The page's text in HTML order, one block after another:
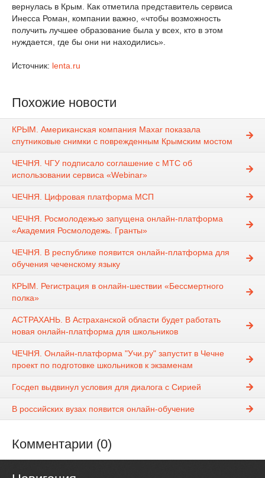
вернулась в Крым. Как отметила представитель сервиса
Инесса Роман, компании важно, «чтобы возможность
получить лучшее образование была у всех, кто в этом
нуждается, где бы они ни находились».
Источник: lenta.ru
Похожие новости
КРЫМ. Американская компания Maxar показала
спутниковые снимки с поврежденным Крымским мостом
ЧЕЧНЯ. ЧГУ подписало соглашение с МТС об
использовании сервиса «Webinar»
ЧЕЧНЯ. Цифровая платформа МСП
ЧЕЧНЯ. ​Росмолодежью запущена онлайн-платформа
«Академия Росмолодежь. Гранты»
ЧЕЧНЯ. В республике появится онлайн-платформа для
обучения чеченскому языку
КРЫМ. Регистрация в онлайн-шествии «Бессмертного
полка»
АСТРАХАНЬ. В Астраханской области будет работать
новая онлайн-платформа для школьников
ЧЕЧНЯ. Онлайн-платформа "Учи.ру" запустит в Чечне
проект по подготовке школьников к экзаменам
Госдеп выдвинул условия для диалога с Сирией
В российских вузах появится онлайн-обучение
Комментарии (0)